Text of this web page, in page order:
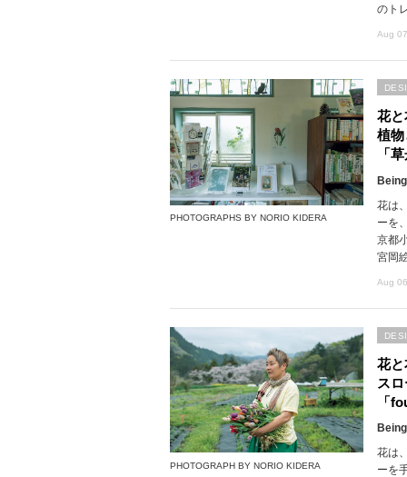
のト
Aug
PHOTOGRAPHS BY NORIO KIDERA
花
植
「
花は
ーを
京都
宮岡
Aug
PHOTOGRAPH BY NORIO KIDERA
花
ス
「
花は
ーを